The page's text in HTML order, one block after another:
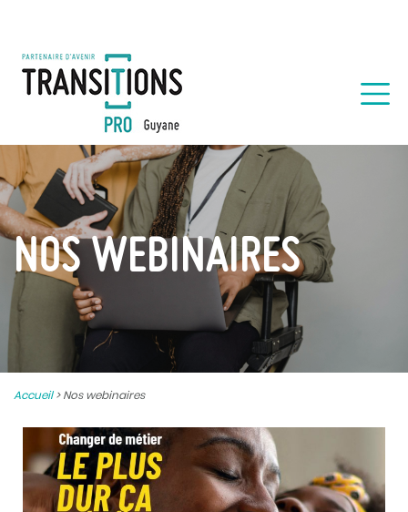
NOS WEBINAIRES
Accueil>Nos webinaires